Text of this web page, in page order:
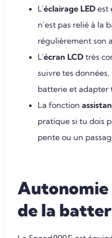
L’éclairage LED est
n’est pas relié à la
régulièrement son
L’écran LCD très
suivre tes
batterie et adapter
La fonction
pratique si tu dois
pente ou un
de la